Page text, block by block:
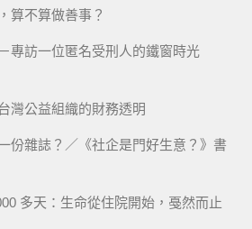
算不算做善事？
專訪一位匿名受刑人的鐵窗時光
灣公益組織的財務透明
份雜誌？／《社企是門好生意？》書
多天：生命從住院開始，戞然而止